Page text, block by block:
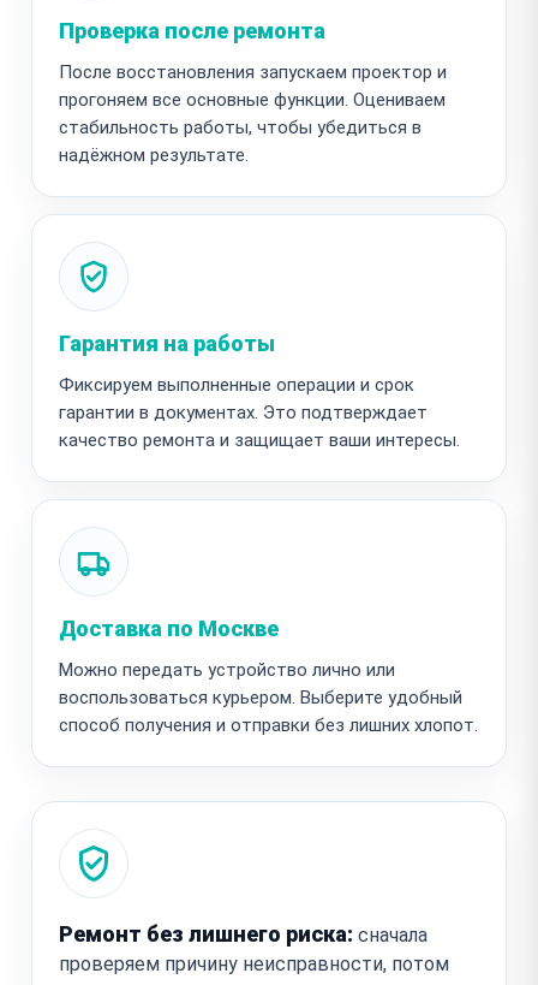
Проверка после ремонта
После восстановления запускаем проектор и
прогоняем все основные функции. Оцениваем
стабильность работы, чтобы убедиться в
надёжном результате.
Гарантия на работы
Фиксируем выполненные операции и срок
гарантии в документах. Это подтверждает
качество ремонта и защищает ваши интересы.
Доставка по Москве
Можно передать устройство лично или
воспользоваться курьером. Выберите удобный
способ получения и отправки без лишних хлопот.
Ремонт без лишнего риска: сначала
проверяем причину неисправности, потом